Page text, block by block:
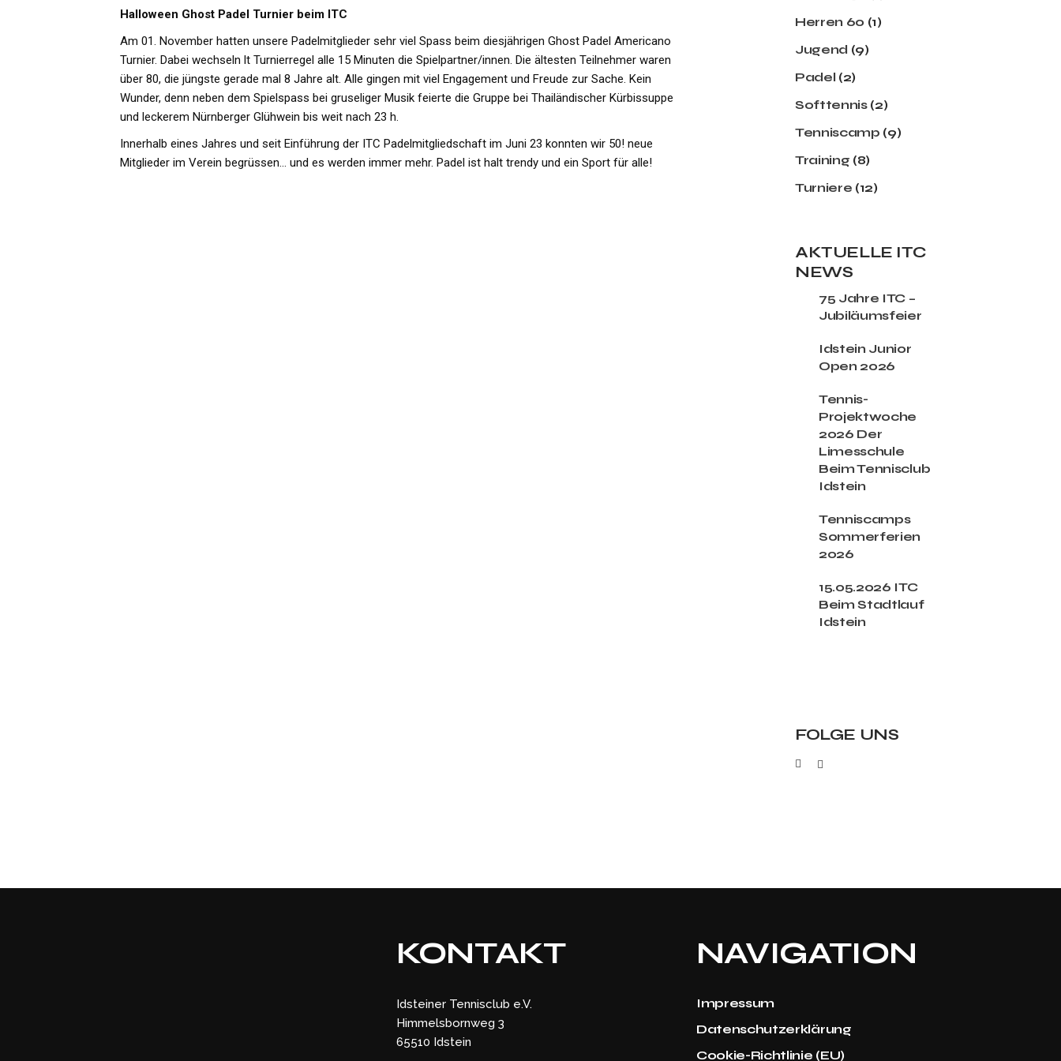
Halloween Ghost Padel Turnier beim ITC
Am 01. November hatten unsere Padelmitglieder sehr viel Spass beim diesjährigen Ghost Padel Americano
Turnier. Dabei wechseln lt Turnierregel alle 15 Minuten die Spielpartner/innen. Die ältesten Teilnehmer waren
über 80, die jüngste gerade mal 8 Jahre alt. Alle gingen mit viel Engagement und Freude zur Sache. Kein
Wunder, denn neben dem Spielspass bei gruseliger Musik feierte die Gruppe bei Thailändischer Kürbissuppe
und leckerem Nürnberger Glühwein bis weit nach 23 h.
Innerhalb eines Jahres und seit Einführung der ITC Padelmitgliedschaft im Juni 23 konnten wir 50! neue
Mitglieder im Verein begrüssen… und es werden immer mehr. Padel ist halt trendy und ein Sport für alle!
Herren 60 (1)
Jugend (9)
Padel (2)
Softtennis(2)
Tenniscamp (9)
Training (8)
Turniere (12)
AKTUELLE ITC
NEWS
75 Jahre ITC –
Jubiläumsfeier
Idstein Junior
Open 2026
Tennis-
Projektwoche
2026 Der
Limesschule
Beim Tennisclub
Idstein
Tenniscamps
Sommerferien
2026
15.05.2026 ITC
Beim Stadtlauf
Idstein
FOLGE UNS
KONTAKT
Idsteiner Tennisclub e.V.
Himmelsbornweg 3
65510 Idstein
NAVIGATION
Impressum
Datenschutzerklärung
Cookie-Richtlinie (EU)